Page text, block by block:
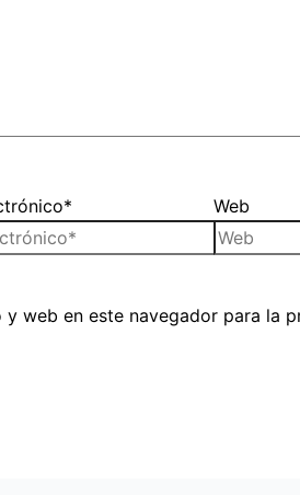
Web
web en este navegador para la